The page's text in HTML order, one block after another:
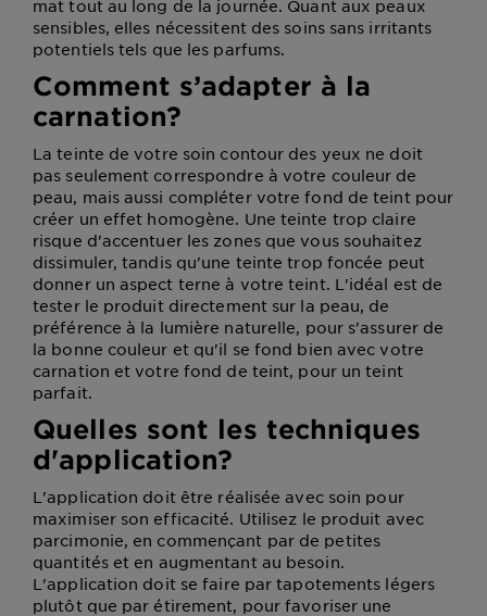
mat tout au long de la journée. Quant aux peaux
sensibles, elles nécessitent des soins sans irritants
potentiels tels que les parfums.
Comment s’adapter à la
carnation?
La teinte de votre soin contour des yeux ne doit
pas seulement correspondre à votre couleur de
peau, mais aussi compléter votre fond de teint pour
créer un effet homogène. Une teinte trop claire
risque d'accentuer les zones que vous souhaitez
dissimuler, tandis qu'une teinte trop foncée peut
donner un aspect terne à votre teint. L'idéal est de
tester le produit directement sur la peau, de
préférence à la lumière naturelle, pour s'assurer de
la bonne couleur et qu'il se fond bien avec votre
carnation et votre fond de teint, pour un teint
parfait.
Quelles sont les techniques
d'application?
L'application doit être réalisée avec soin pour
maximiser son efficacité. Utilisez le produit avec
parcimonie, en commençant par de petites
quantités et en augmentant au besoin.
L'application doit se faire par tapotements légers
plutôt que par étirement, pour favoriser une